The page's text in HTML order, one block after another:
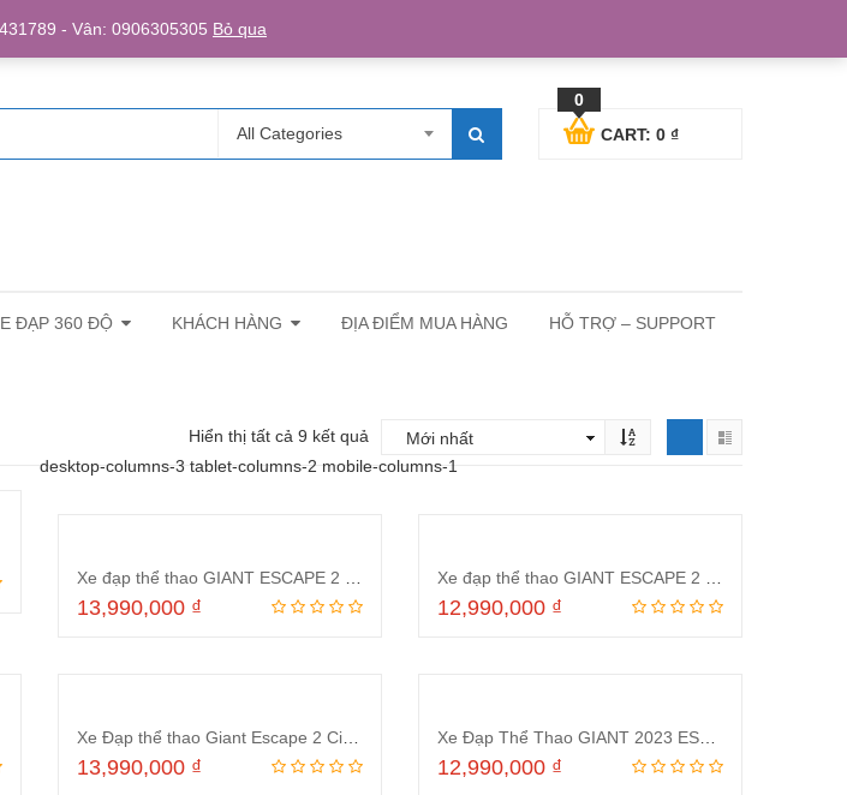
Login/Register
All Categories
0
CART: 0 ₫
ĐẠP 360 ĐỘ KHÁCH HÀNG ĐỊA ĐIỂM MUA HÀNG HỖ TRỢ – SUPPORT
Hiển thị tất cả 9 kết quả
desktop-columns-3 tablet-columns-2 mobile-columns-1
13,990,000 ₫ 12,990,000 ₫
Xe Đạp thể thao Giant Escape 2 City Disc 2022
13,990,000 ₫
Xe Đạp Thể Thao GIANT 2023 ESCAPE 2 D
12,990,000 ₫
- Vân: 0906305305 Bỏ qua